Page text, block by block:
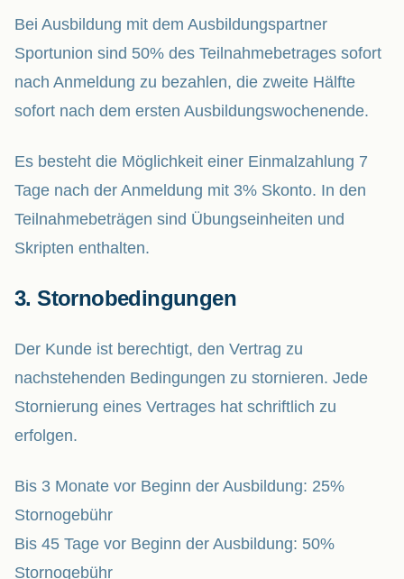
Bei Ausbildung mit dem Ausbildungspartner
Sportunion sind 50% des Teilnahmebetrages sofort
nach Anmeldung zu bezahlen, die zweite Hälfte
sofort nach dem ersten Ausbildungswochenende.
Es besteht die Möglichkeit einer Einmalzahlung 7
Tage nach der Anmeldung mit 3% Skonto. In den
Teilnahmebeträgen sind Übungseinheiten und
Skripten enthalten.
3. Stornobedingungen
Der Kunde ist berechtigt, den Vertrag zu
nachstehenden Bedingungen zu stornieren. Jede
Stornierung eines Vertrages hat schriftlich zu
erfolgen.
Bis 3 Monate vor Beginn der Ausbildung: 25%
Stornogebühr
Bis 45 Tage vor Beginn der Ausbildung: 50%
Stornogebühr